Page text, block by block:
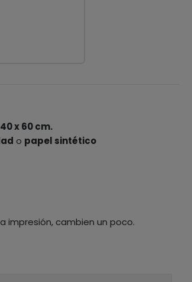
x 60 cm.
o papel sintético
impresión, cambien un poco.